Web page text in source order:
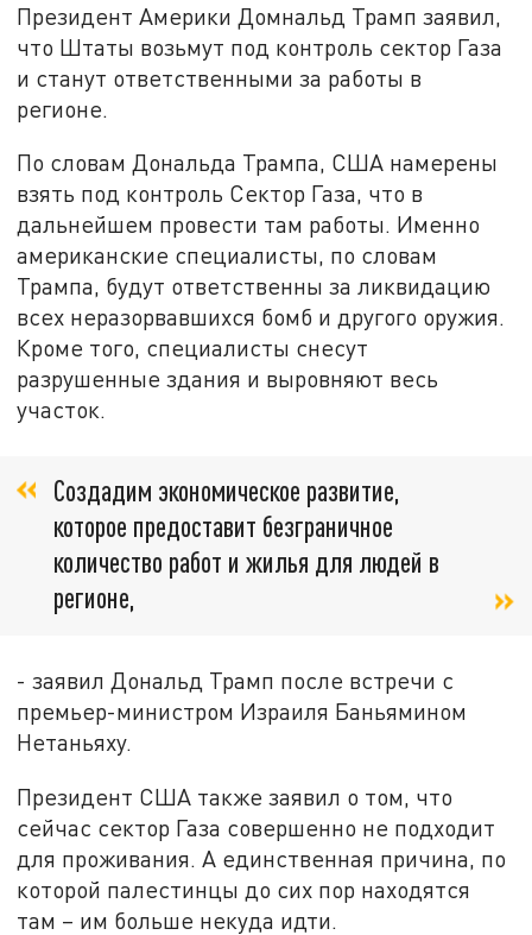
Президент Америки Домнальд Трамп заявил,
что Штаты возьмут под контроль сектор Газа
и станут ответственными за работы в
регионе.
По словам Дональда Трампа, США намерены
взять под контроль Сектор Газа, что в
дальнейшем провести там работы. Именно
американские специалисты, по словам
Трампа, будут ответственны за ликвидацию
всех неразорвавшихся бомб и другого оружия.
Кроме того, специалисты снесут
разрушенные здания и выровняют весь
участок.
Создадим экономическое развитие,
которое предоставит безграничное
количество работ и жилья для людей в
регионе,
- заявил Дональд Трамп после встречи с
премьер-министром Израиля Баньямином
Нетаньяху.
Президент США также заявил о том, что
сейчас сектор Газа совершенно не подходит
для проживания. А единственная причина, по
которой палестинцы до сих пор находятся
там – им больше некуда идти.